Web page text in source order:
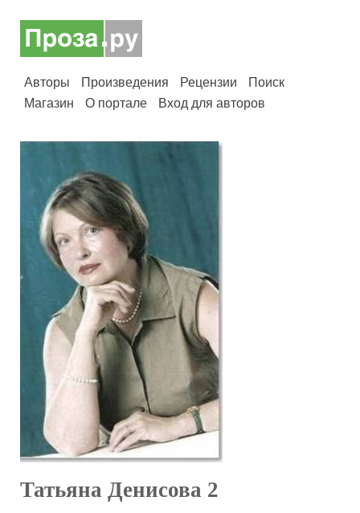
Авторы Произведения Рецензии
Поиск
Магазин
О портале Вход для авторов
Татьяна Денисова 2